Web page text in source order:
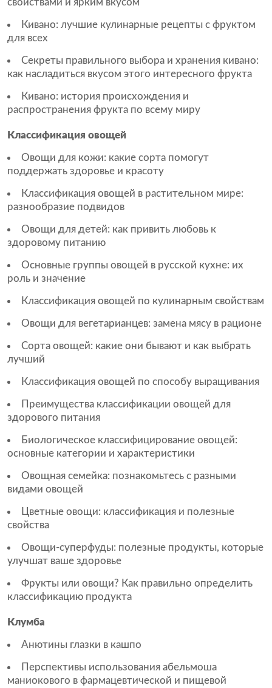
свойствами и ярким вкусом
Кивано: лучшие кулинарные рецепты с фруктом
для всех
Секреты правильного выбора и хранения кивано:
как насладиться вкусом этого интересного фрукта
Кивано: история происхождения и
распространения фрукта по всему миру
Классификация овощей
Овощи для кожи: какие сорта помогут
поддержать здоровье и красоту
Классификация овощей в растительном мире:
разнообразие подвидов
Овощи для детей: как привить любовь к
здоровому питанию
Основные группы овощей в русской кухне: их
роль и значение
Классификация овощей по кулинарным свойствам
Овощи для вегетарианцев: замена мясу в рационе
Сорта овощей: какие они бывают и как выбрать
лучший
Классификация овощей по способу выращивания
Преимущества классификации овощей для
здорового питания
Биологическое классифицирование овощей:
основные категории и характеристики
Овощная семейка: познакомьтесь с разными
видами овощей
Цветные овощи: классификация и полезные
свойства
Овощи-суперфуды: полезные продукты, которые
улучшат ваше здоровье
Фрукты или овощи? Как правильно определить
классификацию продукта
Клумба
Анютины глазки в кашпо
Перспективы использования абельмоша
маниокового в фармацевтической и пищевой